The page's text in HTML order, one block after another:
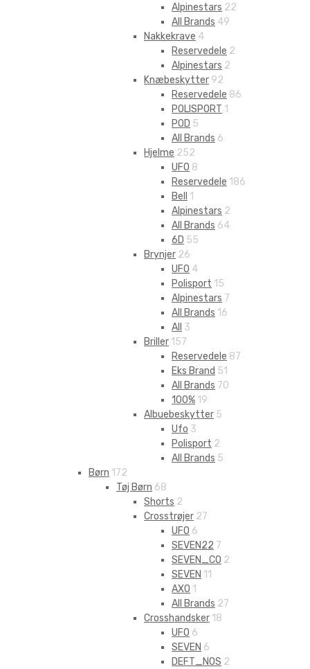
Alpinestars 22
All Brands 49
Nakkekrave 4
Reservedele 2
Alpinestars 2
Knæbeskytter 92
Reservedele 86
POLISPORT 1
POD 5
All Brands 6
Hjelme 252
UFO 8
Reservedele 186
Bell
1
Alpinestars 2
All Brands 64
6D 55
Brynjer 26
UFO 4
Polisport 15
Alpinestars 7
All Brands 16
All 3
Briller 157
Reservedele 87
Eks Brand 51
All Brands 70
100% 19
Albuebeskytter 5
Ufo 3
Polisport 2
All Brands 5
Børn 172
Tøj Børn 68
Shorts 2
Crosstrøjer 27
UFO 6
SEVEN22 7
SEVEN_CO 2
SEVEN 11
AXO 1
All Brands 27
Crosshandsker 18
UFO 6
SEVEN 6
DEFT_NOS 2